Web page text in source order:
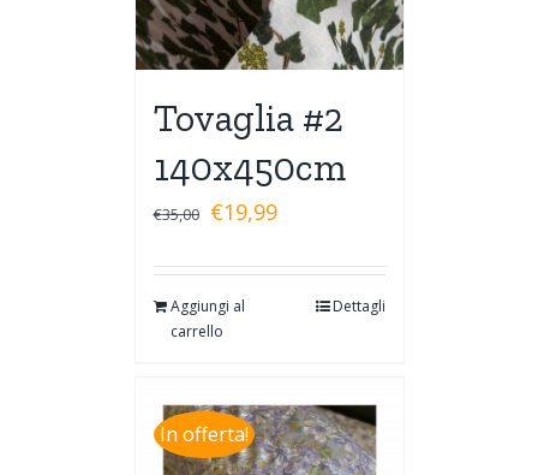
Tovaglia #2
140x450cm
€35,00 €19,99
Aggiungi al
carrello
Dettagli
In offerta!